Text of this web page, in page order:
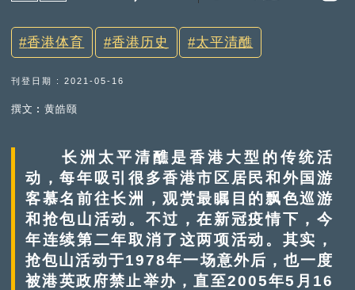
香港体育 香港历史 太平清醮
刊登日期 : 2021-05-16
撰文︰黄皓颐
长洲太平清醮是香港大型的传统活
动，每年吸引很多香港市区居民和外国游
客慕名前往长洲，观赏最瞩目的飘色巡游
和抢包山活动。不过，在新冠疫情下，今
年连续第二年取消了这两项活动。其实，
抢包山活动于1978年一场意外后，也一度
被港英政府禁止举办，直至2005年5月16